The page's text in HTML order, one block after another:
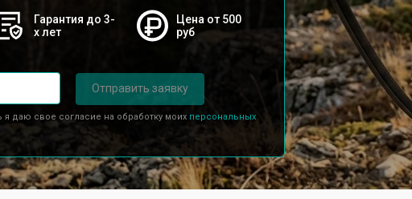
Гарантия до 3-
х лет
Цена от 500
руб
Отправить заявку
я даю свое согласие на обработку моих персональных